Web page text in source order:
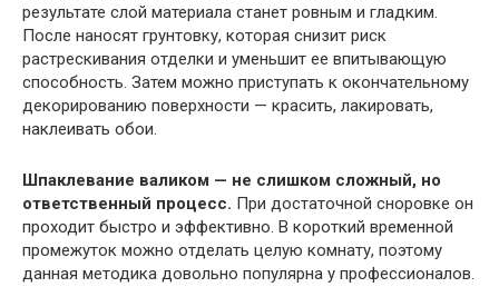
результате слой материала станет ровным и гладким.
После наносят грунтовку, которая снизит риск
растрескивания отделки и уменьшит ее впитывающую
способность. Затем можно приступать к окончательному
декорированию поверхности — красить, лакировать,
наклеивать обои.
Шпаклевание валиком — не слишком сложный, но
ответственный процесс. При достаточной сноровке он
проходит быстро и эффективно. В короткий временной
промежуток можно отделать целую комнату, поэтому
данная методика довольно популярна у профессионалов.